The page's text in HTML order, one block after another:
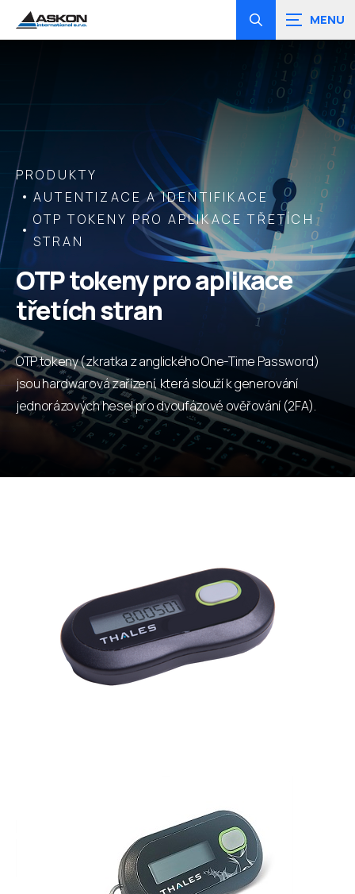
Zobrazit
PRODUKTY
AUTENTIZACE A IDENTIFIKACE
OTP TOKENY PRO APLIKACE TŘETÍCH
STRAN
OTP tokeny pro aplikace
třetích stran
OTP tokeny (zkratka z anglického One-Time Password)
jsou hardwarová zařízení, která slouží k generování
jednorázových hesel pro dvoufázové ověřování (2FA).